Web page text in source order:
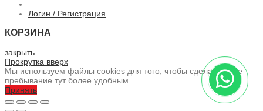
Логин / Регистрация
КОРЗИНА
закрыть
Прокрутка вверх
Мы используем файлы cookies для того, чтобы сделать ваше
пребывание тут более удобным.
Принять